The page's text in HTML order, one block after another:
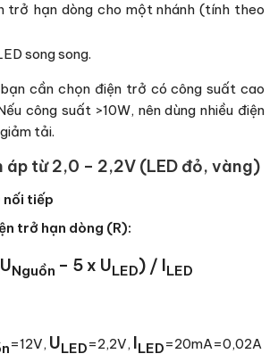
trở hạn dòng cho một nhánh (tính theo
song song.
bạn cần chọn điện trở có công suất cao
công suất >10W, nên dùng nhiều điện
tải.
áp từ 2,0 – 2,2V (LED đỏ, vàng)
nối tiếp
trở hạn dòng (R):
Nguồn – 5 x ULED) / ILED
=12V, ULED=2,2V, ILED=20mA=0,02A